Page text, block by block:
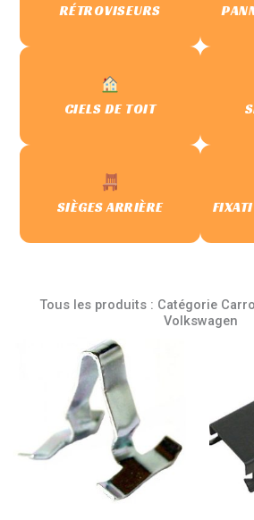
RÉTROVISEURS
CIELS DE TOIT
SIÈGES ARRIÈRE
Tous les produits : Catégorie
Volkswagen